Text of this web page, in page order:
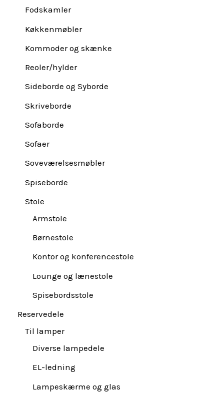
Fodskamler
Køkkenmøbler
Kommoder og skænke
Reoler/hylder
Sideborde og Syborde
Skriveborde
Sofaborde
Sofaer
Soveværelsesmøbler
Spiseborde
Stole
Armstole
Børnestole
Kontor og konferencestole
Lounge og lænestole
Spisebordsstole
Reservedele
Til lamper
Diverse lampedele
EL-ledning
Lampeskærme og glas